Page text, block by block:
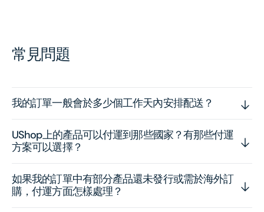
常見問題
我的訂單一般會於多少個工作天內安排配送？
UShop上的產品可以付運到那些國家？有那些付運
方案可以選擇？
如果我的訂單中有部分產品還未發行或需於海外訂
購，付運方面怎樣處理？